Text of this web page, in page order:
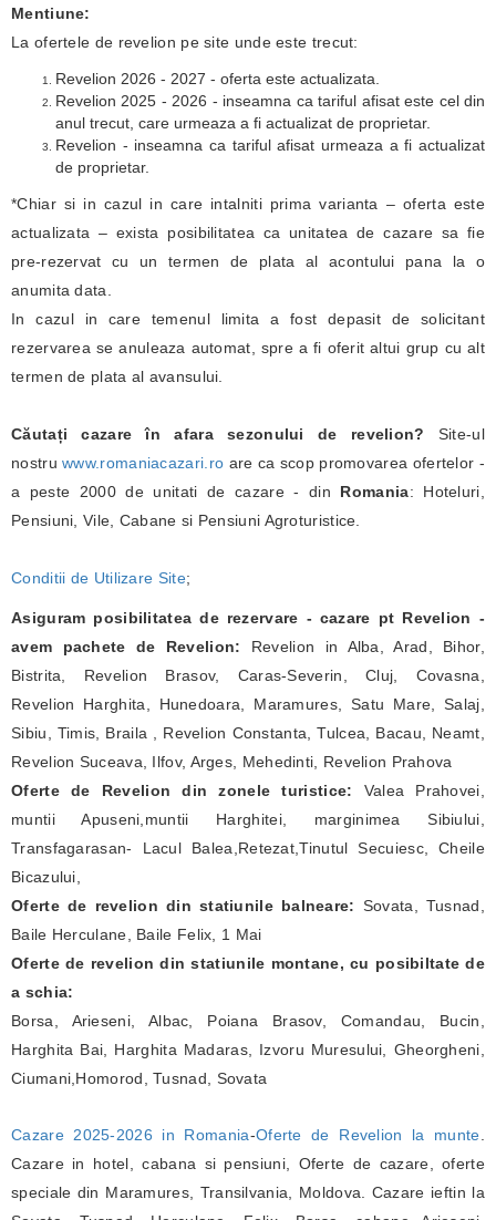
Mentiune:
La ofertele de revelion pe site unde este trecut:
Revelion 2026 - 2027 - oferta este actualizata.
Revelion 2025 - 2026 - inseamna ca tariful afisat este cel din
anul trecut, care urmeaza a fi actualizat de proprietar.
Revelion - inseamna ca tariful afisat urmeaza a fi actualizat
de proprietar.
*Chiar si in cazul in care intalniti prima varianta – oferta este
actualizata – exista posibilitatea ca unitatea de cazare sa fie
pre-rezervat cu un termen de plata al acontului pana la o
anumita data.
In cazul in care temenul limita a fost depasit de solicitant
rezervarea se anuleaza automat, spre a fi oferit altui grup cu alt
termen de plata al avansului.
Căutați cazare în afara sezonului de revelion? Site-ul
nostruwww.romaniacazari.ro are ca scop promovarea ofertelor -
a peste 2000 de unitati de cazare - din Romania: Hoteluri,
Pensiuni, Vile, Cabane si Pensiuni Agroturistice.
Conditii de Utilizare Site;
Asiguram posibilitatea de rezervare - cazare pt Revelion -
avem pachete de Revelion: Revelion in Alba, Arad, Bihor,
Bistrita, Revelion Brasov, Caras-Severin, Cluj, Covasna,
Revelion Harghita, Hunedoara, Maramures, Satu Mare, Salaj,
Sibiu, Timis, Braila , Revelion Constanta, Tulcea, Bacau, Neamt,
Revelion Suceava, Ilfov, Arges, Mehedinti, Revelion Prahova
Oferte de Revelion din zonele turistice: Valea Prahovei,
muntii Apuseni,muntii Harghitei, marginimea Sibiului,
Transfagarasan- Lacul Balea,Retezat,Tinutul Secuiesc, Cheile
Bicazului,
Oferte de revelion din statiunile balneare: Sovata, Tusnad,
Baile Herculane, Baile Felix, 1 Mai
Oferte de revelion din statiunile montane, cu posibiltate de
a schia:
Borsa, Arieseni, Albac, Poiana Brasov, Comandau, Bucin,
Harghita Bai, Harghita Madaras, Izvoru Muresului, Gheorgheni,
Ciumani,Homorod, Tusnad, Sovata
Cazare 2025-2026 in Romania-Oferte de Revelion la munte
Cazare in hotel, cabana si pensiuni, Oferte de cazare, oferte
speciale din Maramures, Transilvania, Moldova. Cazare ieftin la